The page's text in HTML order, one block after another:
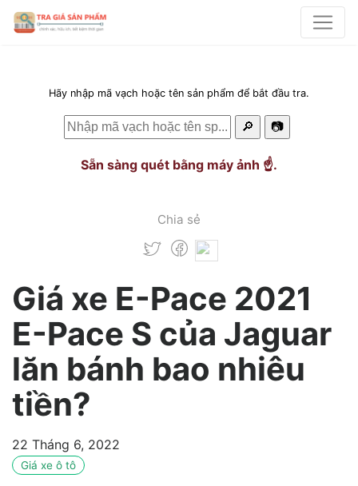
Hãy nhập mã vạch hoặc tên sản phẩm để bắt đầu tra.
🔎 📷
Sẵn sàng quét bằng máy ảnh ☝️.
Chia sẻ
Giá xe E-Pace 2021
E-Pace S của Jaguar
lăn bánh bao nhiêu
tiền?
22 Tháng 6, 2022
Giá xe ô tô